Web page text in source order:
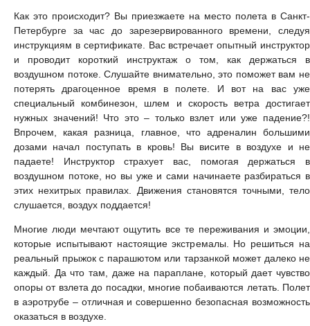
Как это происходит? Вы приезжаете на место полета в Санкт-
Петербурге за час до зарезервированного времени, следуя
инструкциям в сертификате. Вас встречает опытный инструктор
и проводит короткий инструктаж о том, как держаться в
воздушном потоке. Слушайте внимательно, это поможет вам не
потерять драгоценное время в полете. И вот на вас уже
специальный комбинезон, шлем и скорость ветра достигает
нужных значений! Что это – только взлет или уже падение?!
Впрочем, какая разница, главное, что адреналин большими
дозами начал поступать в кровь! Вы висите в воздухе и не
падаете! Инструктор страхует вас, помогая держаться в
воздушном потоке, но вы уже и сами начинаете разбираться в
этих нехитрых правилах. Движения становятся точными, тело
слушается, воздух поддается!
Многие люди мечтают ощутить все те переживания и эмоции,
которые испытывают настоящие экстремалы. Но решиться на
реальный прыжок с парашютом или тарзанкой может далеко не
каждый. Да что там, даже на параплане, который дает чувство
опоры от взлета до посадки, многие побаиваются летать. Полет
в аэротрубе – отличная и совершенно безопасная возможность
оказаться в воздухе.